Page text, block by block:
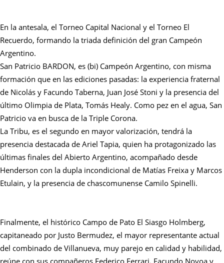
En la antesala, el Torneo Capital Nacional y el Torneo El
Recuerdo, formando la triada definición del gran Campeón
Argentino.
San Patricio BARDON, es (bi) Campeón Argentino, con misma
formación que en las ediciones pasadas: la experiencia fraternal
de Nicolás y Facundo Taberna, Juan José Stoni y la presencia del
último Olimpia de Plata, Tomás Healy. Como pez en el agua, San
Patricio va en busca de la Triple Corona.
La Tribu, es el segundo en mayor valorización, tendrá la
presencia destacada de Ariel Tapia, quien ha protagonizado las
últimas finales del Abierto Argentino, acompañado desde
Henderson con la dupla incondicional de Matías Freixa y Marcos
Etulain, y la presencia de chascomunense Camilo Spinelli.
Finalmente, el histórico Campo de Pato El Siasgo Holmberg,
capitaneado por Justo Bermudez, el mayor representante actual
del combinado de Villanueva, muy parejo en calidad y habilidad,
reúne con sus compañeros Federico Ferrari, Facundo Novoa y